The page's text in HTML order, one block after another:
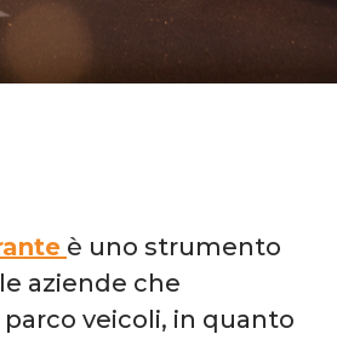
è uno strumento
aziende che
veicoli, in quanto